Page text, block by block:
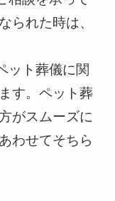
られた時は、
ット葬儀に関
す。ペット葬
がスムーズに
わせてそちら